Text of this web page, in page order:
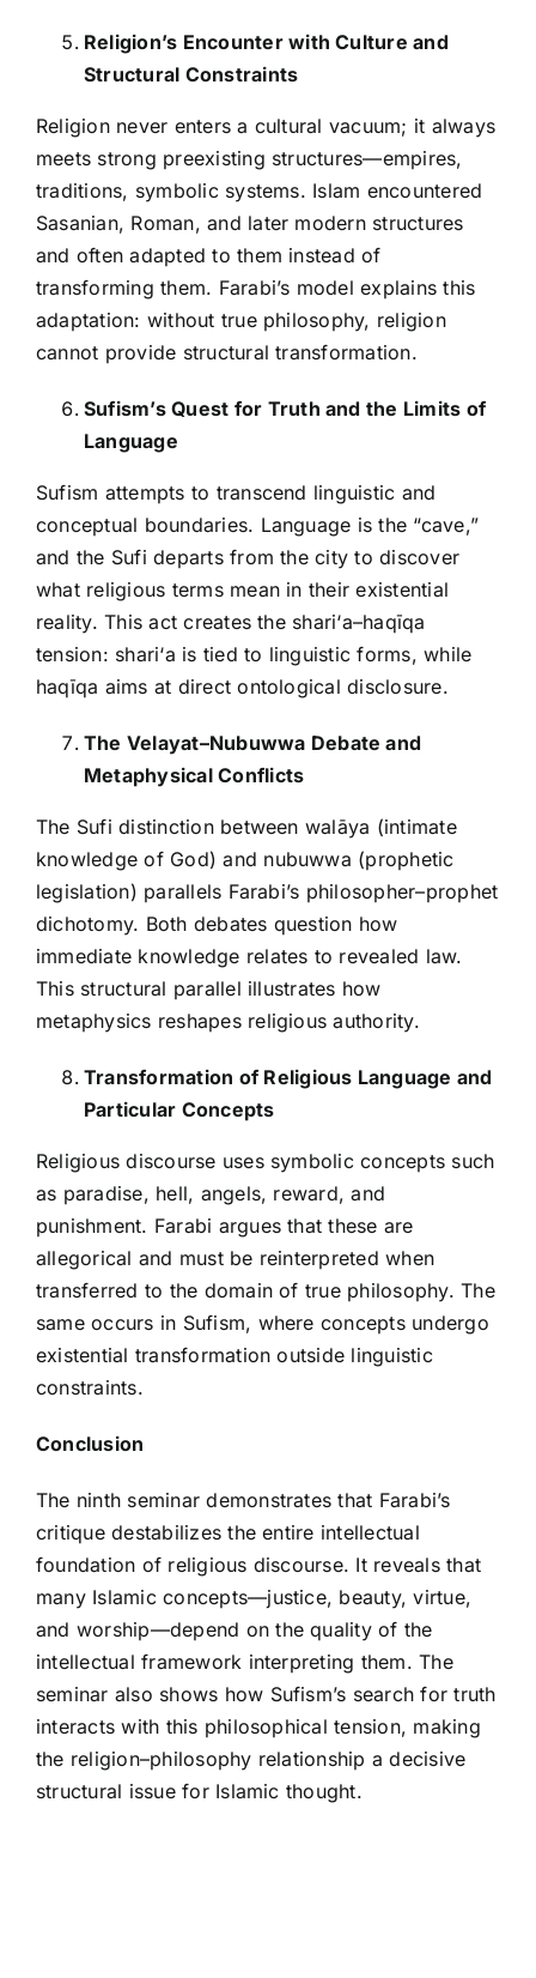
Religion’s Encounter with Culture and
Structural Constraints
Religion never enters a cultural vacuum; it always
meets strong preexisting structures—empires,
traditions, symbolic systems. Islam encountered
Sasanian, Roman, and later modern structures
and often adapted to them instead of
transforming them. Farabi’s model explains this
adaptation: without true philosophy, religion
cannot provide structural transformation.
Sufism’s Quest for Truth and the Limits of
Language
Sufism attempts to transcend linguistic and
conceptual boundaries. Language is the “cave,”
and the Sufi departs from the city to discover
what religious terms mean in their existential
reality. This act creates the shari‘a–haqīqa
tension: shari‘a is tied to linguistic forms, while
haqīqa aims at direct ontological disclosure.
The Velayat–Nubuwwa Debate and
Metaphysical Conflicts
The Sufi distinction between walāya (intimate
knowledge of God) and nubuwwa (prophetic
legislation) parallels Farabi’s philosopher–prophet
dichotomy. Both debates question how
immediate knowledge relates to revealed law.
This structural parallel illustrates how
metaphysics reshapes religious authority.
Transformation of Religious Language and
Particular Concepts
Religious discourse uses symbolic concepts such
as paradise, hell, angels, reward, and
punishment. Farabi argues that these are
allegorical and must be reinterpreted when
transferred to the domain of true philosophy. The
same occurs in Sufism, where concepts undergo
existential transformation outside linguistic
constraints.
Conclusion
The ninth seminar demonstrates that Farabi’s
critique destabilizes the entire intellectual
foundation of religious discourse. It reveals that
many Islamic concepts—justice, beauty, virtue,
and worship—depend on the quality of the
intellectual framework interpreting them. The
seminar also shows how Sufism’s search for truth
interacts with this philosophical tension, making
the religion–philosophy relationship a decisive
structural issue for Islamic thought.